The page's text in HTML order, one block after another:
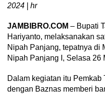
2024 | hr
JAMBIBRO.COM – Bupati
Hariyanto, melaksanakan
Nipah Panjang, tepatnya di
Nipah Panjang I, Selasa 26
Dalam kegiatan itu Pemkab
dengan Baznas memberi